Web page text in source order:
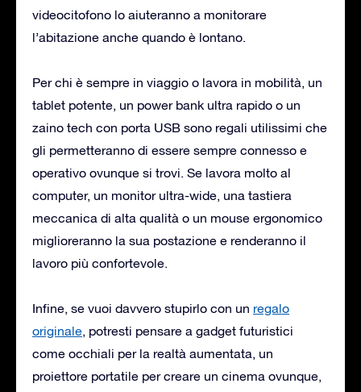
videocitofono lo aiuteranno a monitorare
l’abitazione anche quando è lontano.
Per chi è sempre in viaggio o lavora in mobilità, un
tablet potente, un power bank ultra rapido o un
zaino tech con porta USB sono regali utilissimi che
gli permetteranno di essere sempre connesso e
operativo ovunque si trovi. Se lavora molto al
computer, un monitor ultra-wide, una tastiera
meccanica di alta qualità o un mouse ergonomico
miglioreranno la sua postazione e renderanno il
lavoro più confortevole.
Infine, se vuoi davvero stupirlo con un regalo
originale, potresti pensare a gadget futuristici
come occhiali per la realtà aumentata, un
proiettore portatile per creare un cinema ovunque,